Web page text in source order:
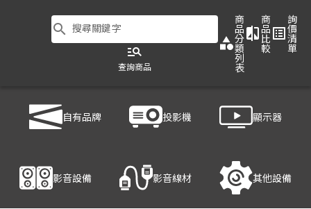
search 搜尋關鍵字
manage_search
查詢商品
category
商
品
分
類
列
表
compare
商
品
比
較
list_alt
詢
價
清
單
自有品牌 投影機 顯示器
影音設備 影音線材 其他設備
產品細節